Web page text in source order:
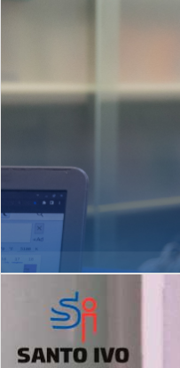
Matrículas Abertas 2026
2º AO 5º